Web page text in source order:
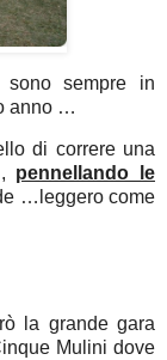
sempre in
anno …
di correre una
, pennellando le
…leggero come
la grande gara
Mulini dove